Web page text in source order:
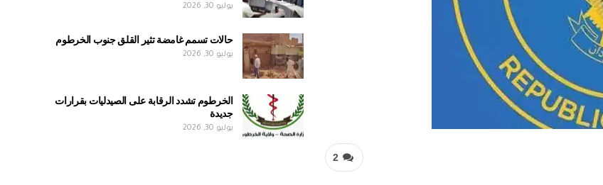
2
يوليو 30, 2026
حالات تسمم غامضة تثير القلق جنوب الخرطوم
يوليو 30, 2026
الخرطوم تشدد الرقابة على الصيدليات بقرارات
جديدة
يوليو 30, 2026